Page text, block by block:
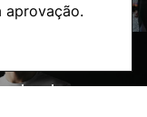
aprovação.